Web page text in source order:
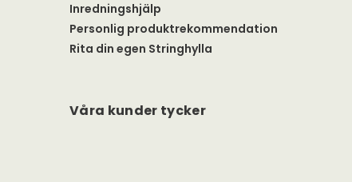
Inredningshjälp
Personlig produktrekommendation
Rita din egen Stringhylla
Våra kunder tycker